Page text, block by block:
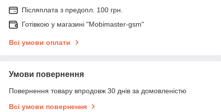
Післяплата з предопл. 100 грн.
Готівкою у магазині "Mobimaster-gsm"
Всі умови оплати
Умови повернення
Повернення товару впродовж 30 днів за домовленістю
Всі умови повернення